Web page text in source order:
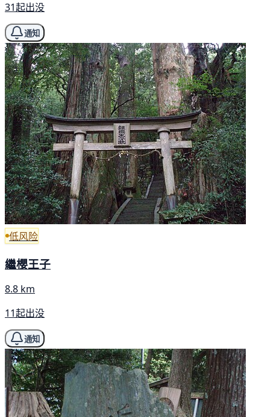
31起出没
通知
低风险
繼櫻王子
8.8 km
11起出没
通知